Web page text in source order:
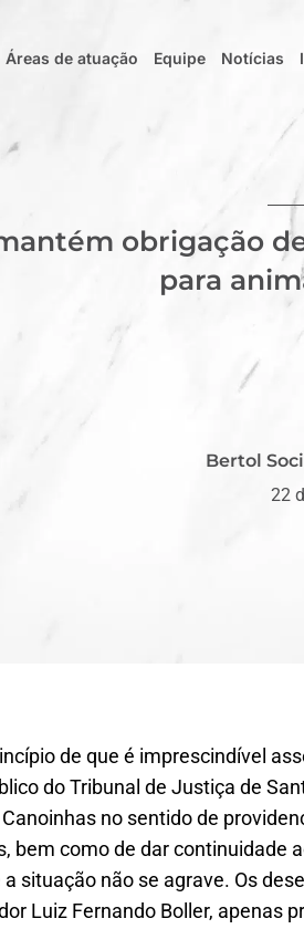
Áreas de atuação Equipe Notícias
obrigação
para
Bertol
22
de que é imprescindível
do Tribunal de Justiça de
no sentido de
bem como de dar continuidade
situação não se agrave. Os
Luiz Fernando Boller, apenas